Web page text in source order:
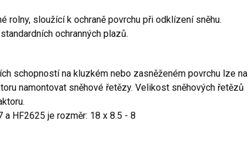
rolny, sloužící k ochraně povrchu při odklízení sněhu.
ochranných plazů.
schopností na kluzkém nebo zasněženém povrchu lze na
namontovat sněhové řetězy. Velikost sněhových řetězů
a HF2625 je rozměr: 18 x 8.5 - 8